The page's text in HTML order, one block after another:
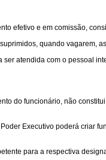
efetivo e em comissão,
quando vagarem,
atendida com o pessoal
do funcionário, não
Executivo poderá criar
para a respectiva